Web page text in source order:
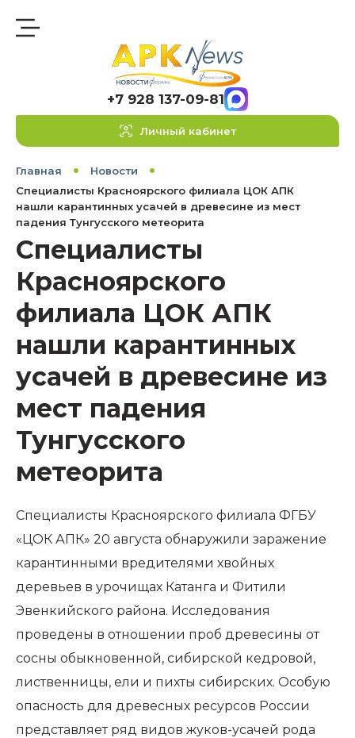
+7 928 137-09-81
Личный кабинет
Главная
Новости
Специалисты Красноярского филиала ЦОК АПК
нашли карантинных усачей в древесине из мест
падения Тунгусского метеорита
Специалисты
Красноярского
филиала ЦОК АПК
нашли карантинных
усачей в древесине из
мест падения
Тунгусского
метеорита
Специалисты Красноярского филиала ФГБУ
«ЦОК АПК» 20 августа обнаружили заражение
карантинными вредителями хвойных
деревьев в урочищах Катанга и Фитили
Эвенкийского района. Исследования
проведены в отношении проб древесины от
сосны обыкновенной, сибирской кедровой,
лиственницы, ели и пихты сибирских. Особую
опасность для древесных ресурсов России
представляет ряд видов жуков-усачей рода